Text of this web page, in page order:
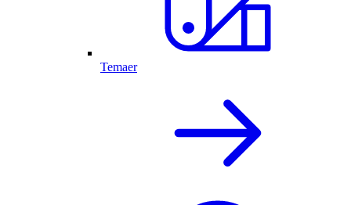
Temaer